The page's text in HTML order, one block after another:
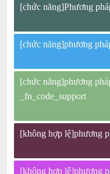
[chức năng]Phương
[chức năng]phương
[chức năng]phương
_fn_code_support
[không hợp lệ]phương
[không hợp lệ]phương